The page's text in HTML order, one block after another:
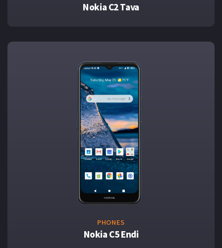
Nokia C2 Tava
PHONES
Nokia C5 Endi